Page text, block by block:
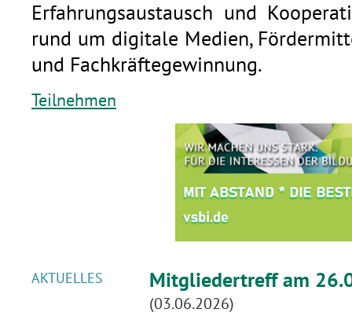
Erfahrungsaustausch und
rund um digitale Medien,
und Fachkräftegewinnung.
Teilnehmen
AKTUELLES Mitgliedertreff am
(03.06.2026)